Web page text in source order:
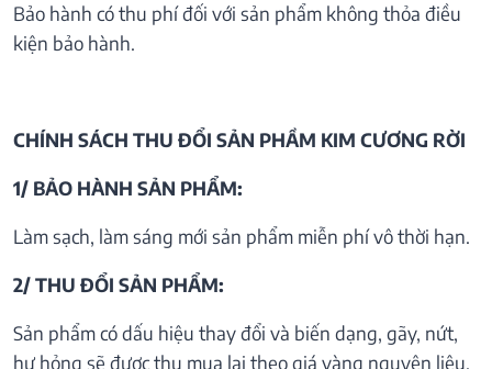
Bảo hành có thu phí đối với sản phẩm không thỏa điều
kiện bảo hành.
CHÍNH SÁCH THU ĐỔI SẢN PHẦM KIM CƯƠNG RỜI
1/ BẢO HÀNH SẢN PHẨM:
Làm sạch, làm sáng mới sản phẩm miễn phí vô thời hạn.
2/ THU ĐỔI SẢN PHẨM:
Sản phẩm có dấu hiệu thay đổi và biến dạng, gãy, nứt,
hư hỏng sẽ được thu mua lại theo giá vàng nguyên liệu.